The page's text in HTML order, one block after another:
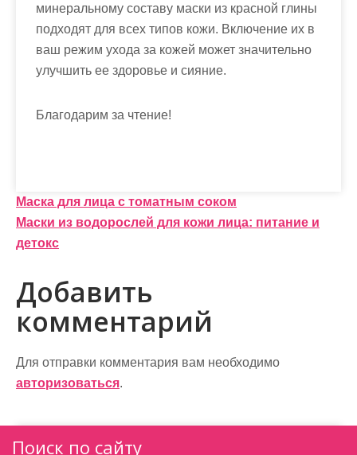
минеральному составу маски из красной глины
подходят для всех типов кожи. Включение их в
ваш режим ухода за кожей может значительно
улучшить ее здоровье и сияние.
Благодарим за чтение!
Н
а
и
г
а
ц
я
Маска для лица с томатным соком
Маски из водорослей для кожи лица: питание и
детокс
Добавить
комментарий
Для отправки комментария вам необходимо
авторизоваться.
Поиск по сайту